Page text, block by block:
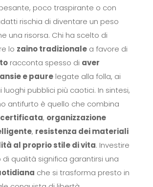
poco traspirante o con
rischia di diventare un peso
una risorsa. Chi ha scelto di
lo zaino tradizionalea favore di
racconta spesso di aver
e paurelegate alla folla, ai
pubblici più caotici. In sintesi,
antifurto è quello che combina
certificata, organizzazione
, resistenza dei materiali
al proprio stile di vita. Investire
di qualità significa garantirsi una
che si trasforma presto in